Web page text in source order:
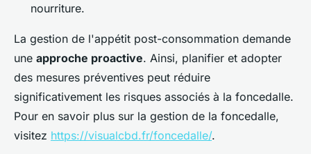
nourriture.
La gestion de l'appétit post-consommation demande
une approche proactive. Ainsi, planifier et adopter
des mesures préventives peut réduire
significativement les risques associés à la foncedalle.
Pour en savoir plus sur la gestion de la foncedalle,
visitez https://visualcbd.fr/foncedalle/.